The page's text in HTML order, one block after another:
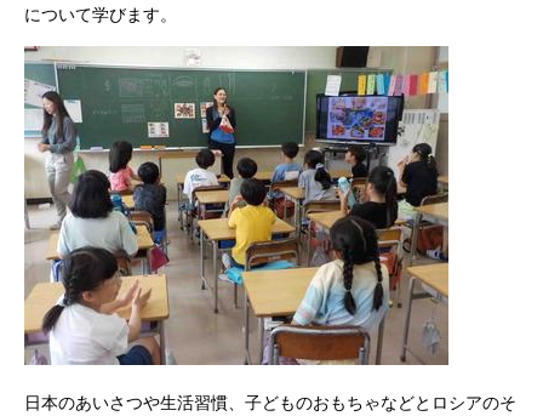
について学びます。
日本のあいさつや生活習慣、子どものおもちゃなどとロシアのそ